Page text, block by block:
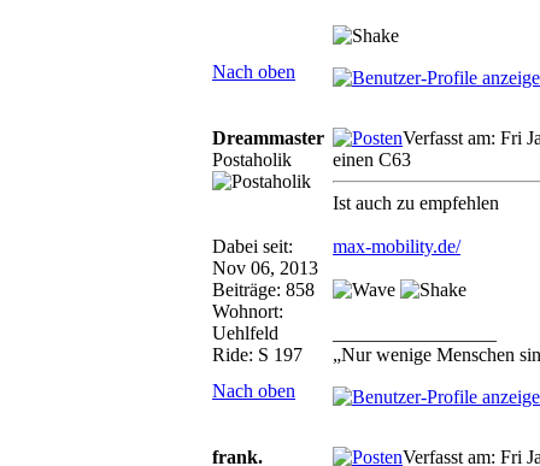
Nach oben
Dreammaster
Postaholik
Dabei seit:
Nov 06, 2013
Beiträge: 858
Wohnort:
Uehlfeld
Ride: S 197
Verfasst am: Fri
einen C63
Ist auch zu empfehlen
max-mobility.de/
„Nur wenige Menschen
Nach oben
frank.
Verfasst am: Fri